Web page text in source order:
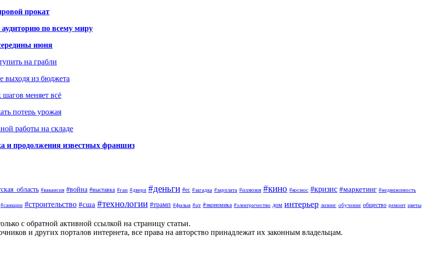
прокат
по всему миру
июня
на грабли
выходя из бюджета
шагов меняет всё
потерь урожая
работы на складе
и продолжения известных франшиз
#вакансия #война #выставка #гаи #двери #деньги #ес #загадка #зарплата #иллюзия #кино #космос #кризис #маркетинг #недвижимость
#санкции #строительство #сша #технологии #трамп #фильм #цт #экономика #электричество дом интерьер лизинг обучение общество ремонт цветы
с обратной активной ссылкой на страницу статьи.
и других порталов интернета, все права на авторство принадлежат их законным владельцам.